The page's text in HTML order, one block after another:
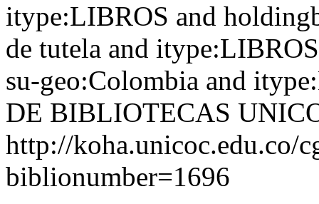
itype:LIBROS and
de tutela and
su-geo:Colombia and
DE BIBLIOTECAS
http://koha.unicoc.edu.co/
biblionumber=1696